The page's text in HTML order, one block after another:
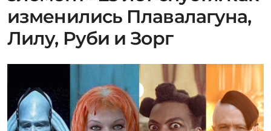
изменились Плавалагуна,
Лилу, Руби и Зорг